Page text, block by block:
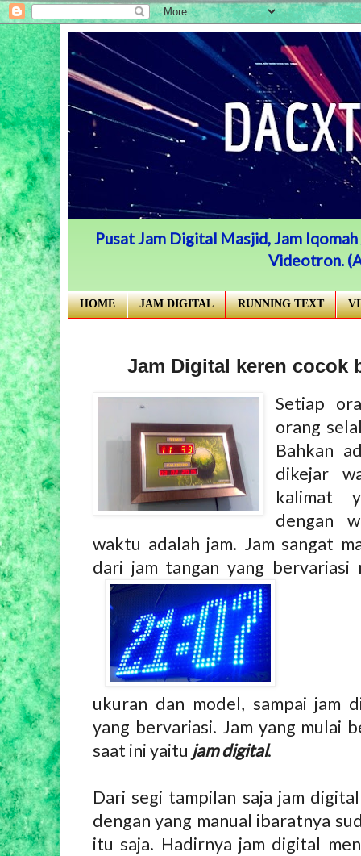
Pusat Jam Digital Masjid, Jam
Videotron.
HOME JAM DIGITAL RUNNING TEXT
Jam Digital keren cocok
Setiap
orang
Bahkan
dikejar
kalimat
dengan
waktu adalah jam. Jam sangat
dari jam tangan yang bervariasi
ukuran dan model, sampai jam
yang bervariasi. Jam yang mulai
saat ini yaitu jam digital.
Dari segi tampilan saja jam
dengan yang manual ibaratnya
itu saja. Hadirnya jam digital